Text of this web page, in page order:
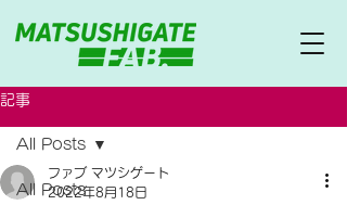
記事
All Posts
All Posts
ファブ マツシゲート
2022年8月18日